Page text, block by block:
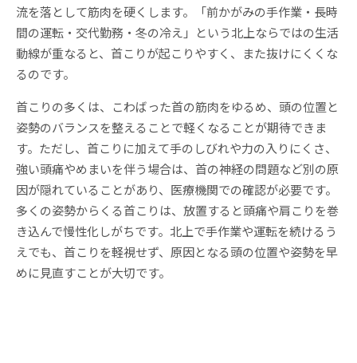
流を落として筋肉を硬くします。「前かがみの手作業・長時
間の運転・交代勤務・冬の冷え」という北上ならではの生活
動線が重なると、首こりが起こりやすく、また抜けにくくな
るのです。
首こりの多くは、こわばった首の筋肉をゆるめ、頭の位置と
姿勢のバランスを整えることで軽くなることが期待できま
す。ただし、首こりに加えて手のしびれや力の入りにくさ、
強い頭痛やめまいを伴う場合は、首の神経の問題など別の原
因が隠れていることがあり、医療機関での確認が必要です。
多くの姿勢からくる首こりは、放置すると頭痛や肩こりを巻
き込んで慢性化しがちです。北上で手作業や運転を続けるう
えでも、首こりを軽視せず、原因となる頭の位置や姿勢を早
めに見直すことが大切です。